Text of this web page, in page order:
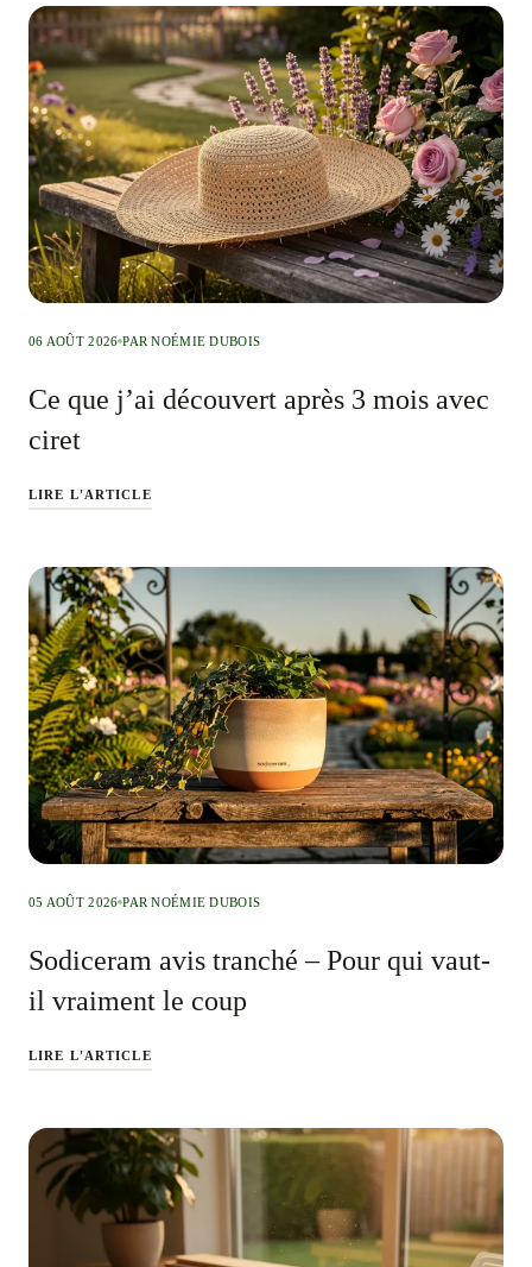
06 AOÛT 2026 PAR NOÉMIE DUBOIS
Ce que j’ai découvert après 3 mois avec
ciret
LIRE L'ARTICLE
05 AOÛT 2026 PAR NOÉMIE DUBOIS
Sodiceram avis tranché – Pour qui vaut-
il vraiment le coup
LIRE L'ARTICLE